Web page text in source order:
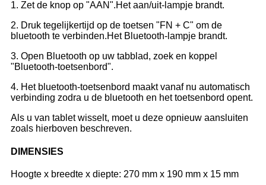
1. Zet de knop op "AAN".Het aan/uit-lampje brandt.
2. Druk tegelijkertijd op de toetsen "FN + C" om de
bluetooth te verbinden.Het Bluetooth-lampje brandt.
3. Open Bluetooth op uw tabblad, zoek en koppel
"Bluetooth-toetsenbord".
4. Het bluetooth-toetsenbord maakt vanaf nu automatisch
verbinding zodra u de bluetooth en het toetsenbord opent.
Als u van tablet wisselt, moet u deze opnieuw aansluiten
zoals hierboven beschreven.
DIMENSIES
Hoogte x breedte x diepte: 270 mm x 190 mm x 15 mm